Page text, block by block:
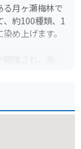
月ヶ瀬梅林で
、約100種類、1
め上げます。
催され、多く
ヶ瀬橋を渡っ